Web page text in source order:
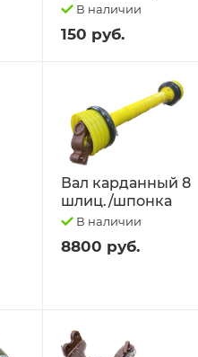
В наличии
150 руб.
Вал карданный 8
шлиц./шпонка
В наличии
8800 руб.